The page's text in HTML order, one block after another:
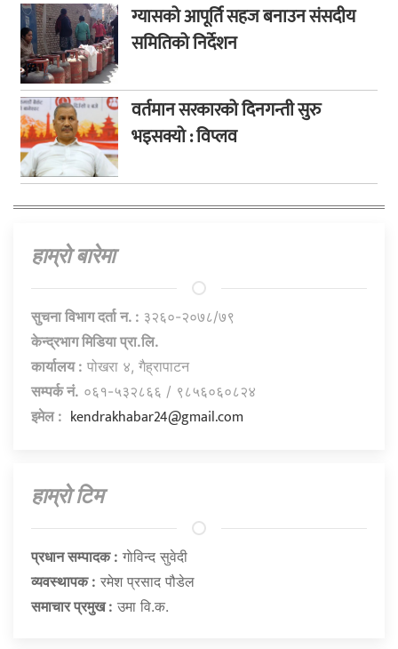
ग्यासको आपूर्ति सहज बनाउन संसदीय
समितिको निर्देशन
वर्तमान सरकारको दिनगन्ती सुरु
भइसक्यो : विप्लव
हाम्राे बारेमा
सुचना विभाग दर्ता न. : ३२६०-२०७८/७९
केन्द्रभाग मिडिया प्रा.लि.
कार्यालय : पोखरा ४, गैह्रापाटन
सम्पर्क नं. ०६१-५३२८६६ / ९८५६०६०८२४
इमेल : kendrakhabar24@gmail.com
हाम्राे टिम
प्रधान सम्पादक : गाेविन्द सुवेदी
व्यवस्थापक : रमेश प्रसाद पौडेल
समाचार प्रमुख : उमा वि.क.